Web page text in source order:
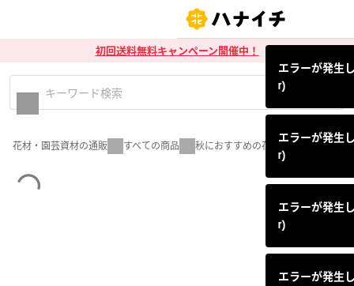
初回送料無料キャンペーン開催中！
花材・園芸資材の通販 すべての商品 秋におすすめの花材
エラーが発生
r)
エラーが発生
r)
エラーが発生
r)
エラーが発生